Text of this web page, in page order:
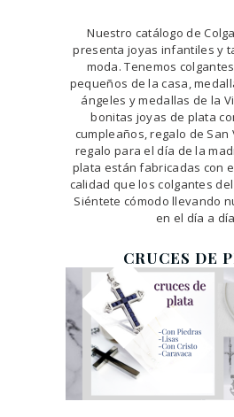
Nuestro catálogo de
presenta joyas infantiles y
moda. Tenemos
pequeños de la casa,
ángeles y medallas de la
bonitas joyas de plata
cumpleaños, regalo de San
regalo para el día de la
plata están fabricadas con
calidad que los colgantes
Siéntete cómodo llevando
en el día a
CRUCES DE